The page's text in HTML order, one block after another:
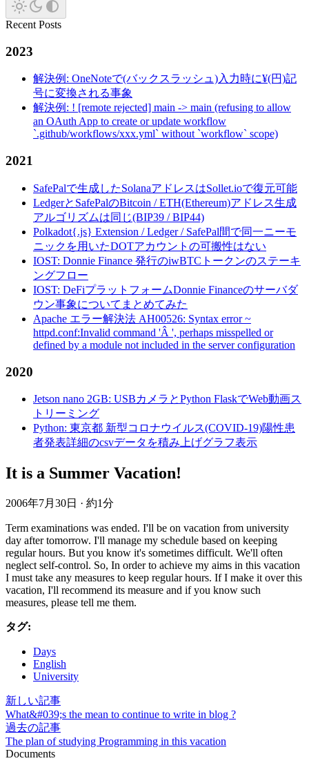
Recent Posts
2023
解決例: OneNoteで(バックスラッシュ)入力時に¥(円)記
号に変換される事象
解決例: ! [remote rejected] main -> main (refusing to allow
an OAuth App to create or update workflow
`.github/workflows/xxx.yml` without `workflow` scope)
2021
SafePalで生成したSolanaアドレスはSollet.ioで復元可能
LedgerとSafePalのBitcoin / ETH(Ethereum)アドレス生成
アルゴリズムは同じ(BIP39 / BIP44)
Polkadot{.js} Extension / Ledger / SafePal間で同一ニーモ
ニックを用いたDOTアカウントの可搬性はない
IOST: Donnie Finance 発行のiwBTCトークンのステーキ
ングフロー
IOST: DeFiプラットフォームDonnie Financeのサーバダ
ウン事象についてまとめてみた
Apache エラー解決法 AH00526: Syntax error ~
httpd.conf:Invalid command 'Â ', perhaps misspelled or
defined by a module not included in the server configuration
2020
Jetson nano 2GB: USBカメラとPython FlaskでWeb動画ス
トリーミング
Python: 東京都 新型コロナウイルス(COVID-19)陽性患
者発表詳細のcsvデータを積み上げグラフ表示
It is a Summer Vacation!
2006年7月30日 · 約1分
Term examinations was ended. I'll be on vacation from university
day after tomorrow. I'll manage my schedule based on keeping
regular hours. But you know it's sometimes difficult. We'll often
neglect self-control. So, In order to achieve my aims in this vacation
I must take any measures to keep regular hours. If I make it over this
vacation, I'll recommend its measure and if you know such
measures, please tell me them.
タグ:
Days
English
University
新しい記事
What&#039;s the mean to continue to write in blog ?
過去の記事
The plan of studying Programming in this vacation
Documents